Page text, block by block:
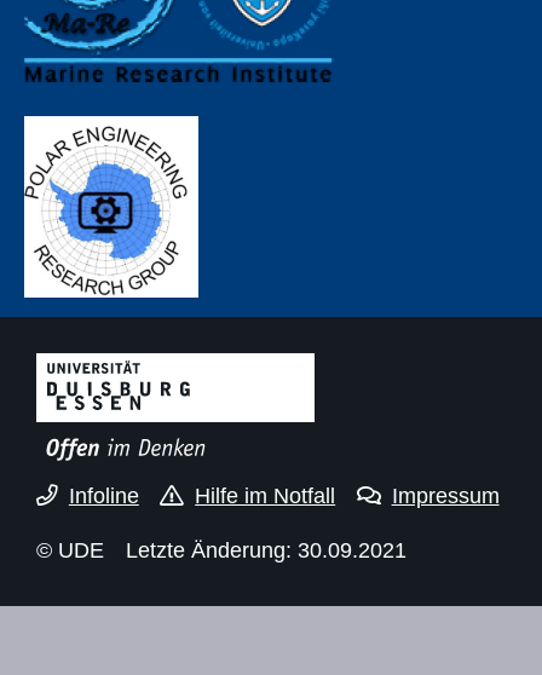
Infoline Hilfe im Notfall Impressum
© UDE Letzte Änderung: 30.09.2021